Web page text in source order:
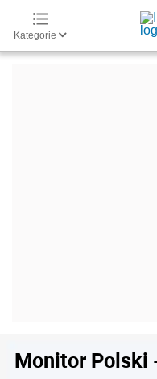
Kategorie
Monitor Polski